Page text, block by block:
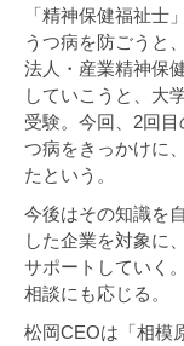
「精神保健福祉士
うつ病を防ごうと
法人・産業精神保
していこうと、大
受験。今回、2回
つ病をきっかけに
たという。
今後はその知識を
した企業を対象に
サポートしていく
相談にも応じる。
松岡CEOは「相模